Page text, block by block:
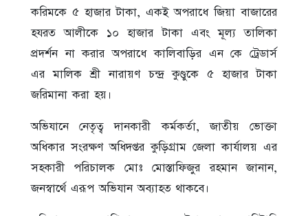
করিমকে ৫ হাজার টাকা, একই অপরাধে জিয়া বাজারের
হযরত আলীকে ১০ হাজার টাকা এবং মূল্য তালিকা
প্রদর্শন না করার অপরাধে কালিবাড়ির এন কে ট্রেডার্স
এর মালিক শ্রী নারায়ণ চন্দ্র কুণ্ডুকে ৫ হাজার টাকা
জরিমানা করা হয়।
অভিযানে নেতৃত্ব দানকারী কর্মকর্তা, জাতীয় ভোক্তা
অধিকার সংরক্ষণ অধিদপ্তর কুড়িগ্রাম জেলা কার্যালয় এর
সহকারী পরিচালক মোঃ মোস্তাফিজুর রহমান জানান,
জনস্বার্থে এরূপ অভিযান অব্যাহত থাকবে।